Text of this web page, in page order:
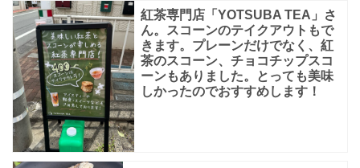
紅茶専門店「YOTSUBA TEA」さ
ん。スコーンのテイクアウトもで
きます。プレーンだけでなく、紅
茶のスコーン、チョコチップスコ
ーンもありました。とっても美味
しかったのでおすすめします！